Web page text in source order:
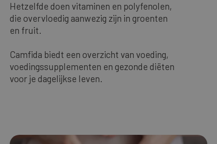
Hetzelfde doen vitaminen en polyfenolen,
die overvloedig aanwezig zijn in groenten
en fruit.
Camfida biedt een overzicht van voeding,
voedingssupplementen en gezonde diëten
voor je dagelijkse leven.
FRANÇAIS